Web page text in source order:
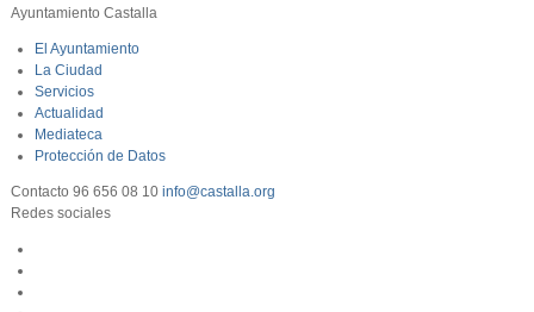
Ayuntamiento Castalla
El Ayuntamiento
La Ciudad
Servicios
Actualidad
Mediateca
Protección de Datos
Contacto 96 656 08 10 info@castalla.org
Redes sociales